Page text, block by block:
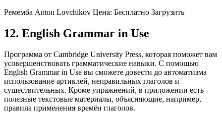
Ремемба Anton Lovchikov Цена: Бесплатно Загрузить
12. English Grammar in Use
Программа от Cambridge University Press, которая поможет вам
усовершенствовать грамматические навыки. С помощью
English Grammar in Use вы сможете довести до автоматизма
использование артиклей, неправильных глаголов и
существительных. Кроме упражнений, в приложении есть
полезные текстовые материалы, объясняющие, например,
правила применения времён глаголов.